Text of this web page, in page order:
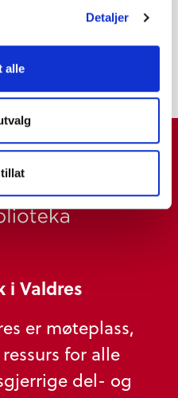
Detaljer
alle
tillat
i Valdres
er møteplass,
for alle
del- og